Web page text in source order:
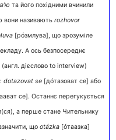
та його похідними вчинили
вони називаютьrozhovor
[рóзмлува], що зрозуміле
А ось безпосереднє
(англ. дієслово to interview)
dotazovat se [дóтазоват се] або
се]. Останнє перегукується
а перше стане Чительнику
щоotázka [óтаазка]